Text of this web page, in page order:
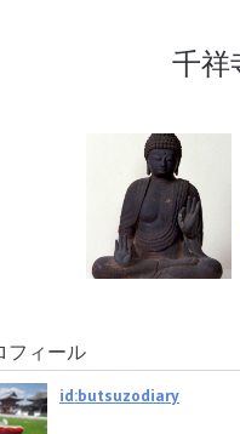
千祥
フィール
id:butsuzodiary